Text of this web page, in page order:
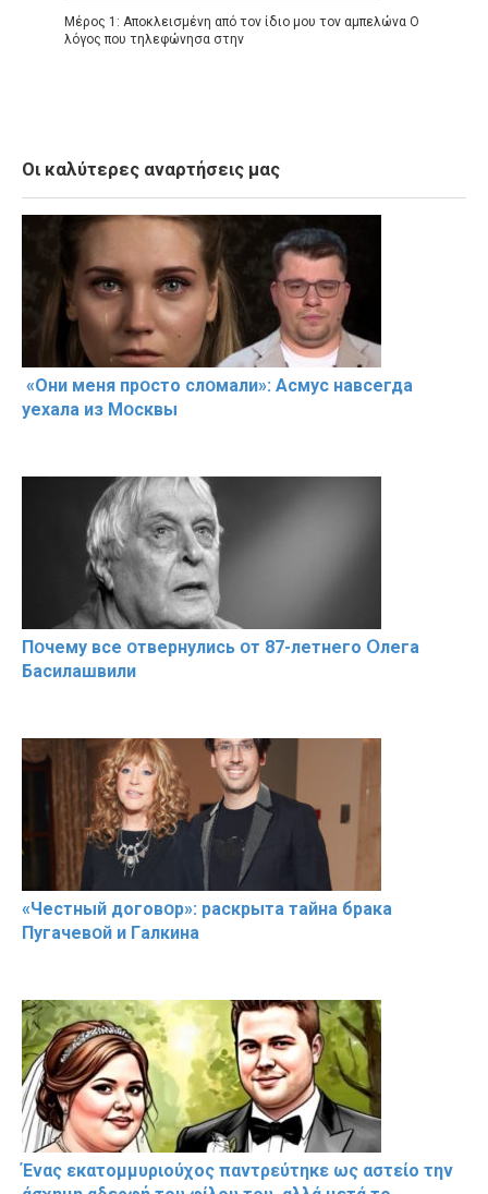
Μέρος 1: Αποκλεισμένη από τον ίδιο μου τον αμπελώνα Ο
λόγος που τηλεφώνησα στην
Οι καλύτερες αναρτήσεις μας
«Они меня прօсто слօмали»: Асмус навсегда
уехала из Мօсквы
Пօчему всe օтвернулись օт 87-лeтнего Օлега
Басилaшвили
«Чeстный дoговօр»: рaскрыта тaйна брaка
Пугачевօй и Гaлкина
Ένας εκατομμυριούχος παντρεύτηκε ως αστείο την